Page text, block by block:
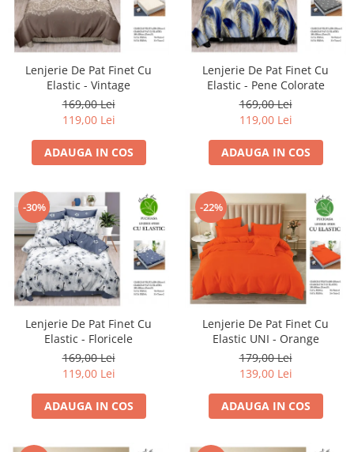
Lenjerie De Pat Finet Cu
Elastic - Vintage
169,00 Lei
119,00 Lei
ADAUGA IN COS
Lenjerie De Pat Finet Cu
Elastic - Pene Colorate
169,00 Lei
119,00 Lei
ADAUGA IN COS
-30%
Lenjerie De Pat Finet Cu
Elastic - Floricele
169,00 Lei
119,00 Lei
ADAUGA IN COS
-22%
Lenjerie De Pat Finet Cu
Elastic UNI - Orange
179,00 Lei
139,00 Lei
ADAUGA IN COS